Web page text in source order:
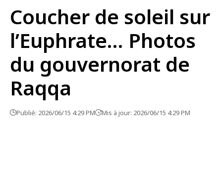
Coucher de soleil sur
l’Euphrate… Photos
du gouvernorat de
Raqqa
Publié: 2026/06/15 4:29 PM Mis à jour: 2026/06/15 4:29 PM